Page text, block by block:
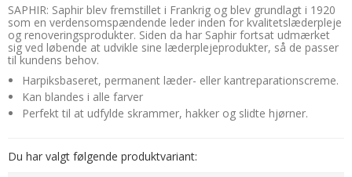
SAPHIR: Saphir blev fremstillet i Frankrig og blev grundlagt i 1920
som en verdensomspændende leder inden for kvalitetslæderpleje
og renoveringsprodukter. Siden da har Saphir fortsat udmærket
sig ved løbende at udvikle sine læderplejeprodukter, så de passer
til kundens behov.
Harpiksbaseret, permanent læder- eller kantreparationscreme.
Kan blandes i alle farver
Perfekt til at udfylde skrammer, hakker og slidte hjørner.
Du har valgt følgende produktvariant: